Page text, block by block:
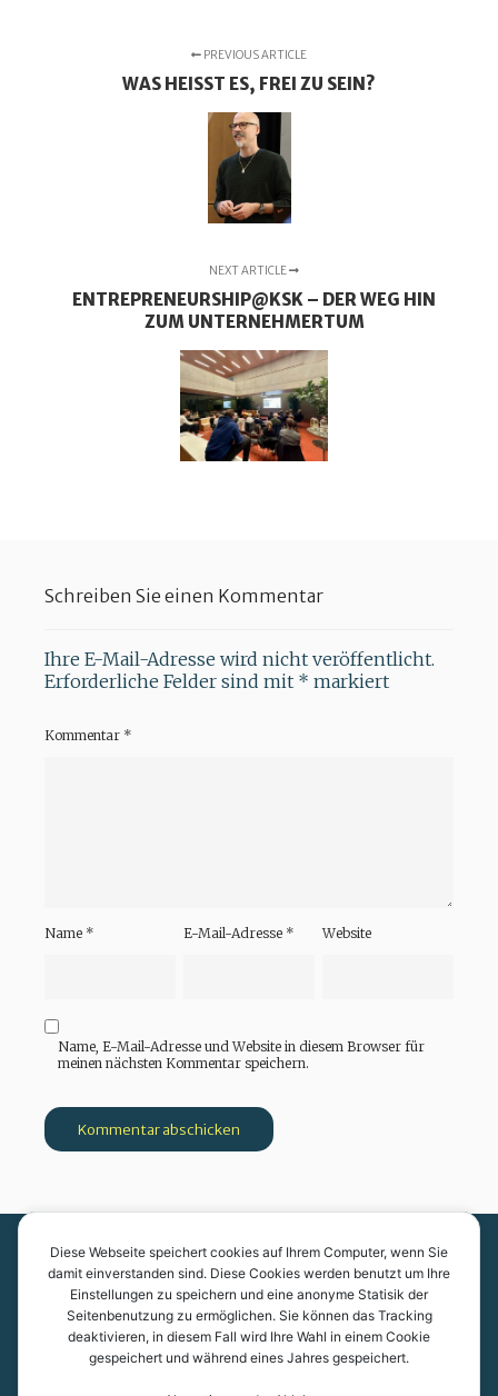
PREVIOUS ARTICLE
WAS HEISST ES, FREI ZU SEIN?
NEXT ARTICLE
ENTREPRENEURSHIP@KSK – DER WEG HIN
ZUM UNTERNEHMERTUM
Schreiben Sie einen Kommentar
Ihre E-Mail-Adresse wird nicht veröffentlicht.
Erforderliche Felder sind mit * markiert
Kommentar *
Name * E-Mail-Adresse * Website
Name, E-Mail-Adresse und Website in diesem Browser für
meinen nächsten Kommentar speichern.
Kantonsschule Kreuzlingen
Pestalozzistrasse 7
8280 Kreuzlingen
Diese Webseite speichert cookies auf Ihrem Computer, wenn Sie
damit einverstanden sind. Diese Cookies werden benutzt um Ihre
Einstellungen zu speichern und eine anonyme Statisik der
Seitenbenutzung zu ermöglichen. Sie können das Tracking
deaktivieren, in diesem Fall wird Ihre Wahl in einem Cookie
gespeichert und während eines Jahres gespeichert.